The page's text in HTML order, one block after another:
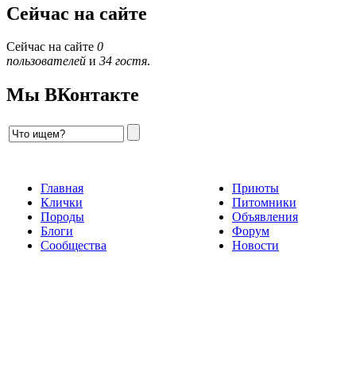
Сейчас на сайте
Сейчас на сайте 0
пользователей и 34 гостя.
Мы ВКонтакте
Главная
Клички
Породы
Блоги
Сообщества
Приюты
Питомники
Объявления
Форум
Новости